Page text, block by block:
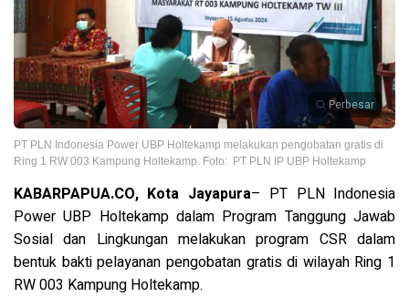
Perbesar
PT PLN Indonesia Power UBP Holtekamp melakukan pengobatan gratis di
Ring 1 RW 003 Kampung Holtekamp. Foto: PT PLN IP UBP Holtekamp
KABARPAPUA.CO, Kota Jayapura– PT PLN Indonesia
Power UBP Holtekamp dalam Program Tanggung Jawab
Sosial dan Lingkungan melakukan program CSR dalam
bentuk bakti pelayanan pengobatan gratis di wilayah Ring 1
RW 003 Kampung Holtekamp.